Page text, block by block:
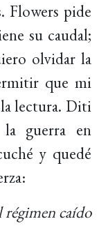
Flowers pide
su caudal;
olvidar la
que mi
la lectura. Diti
guerra en
y quedé
caído